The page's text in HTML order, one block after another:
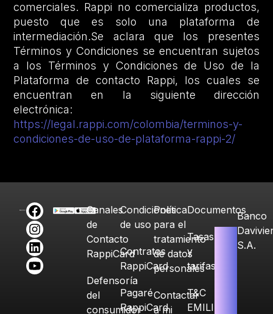
comerciales. Rappi no comercializa productos,
puesto que es solo una plataforma de
intermediación.Se aclara que los presentes
Términos y Condiciones se encuentran sujetos
a los Términos y Condiciones de Uso de la
Plataforma de contacto Rappi, los cuales se
encuentran en la siguiente dirección
electrónica:
https://legal.rappi.com/colombia/terminos-y-
condiciones-de-uso-de-plataforma-rappi-2/
Canales
de
Contacto
RappiCard
Defensoría
del
consumidor
Condiciones
de uso
Contratos
RappiCard
Pagaré
RappiCard
Política
para el
tratamiento
de datos
personales
Contactar
a mi
Documentos
Tasas
y
tarifas
T&C
EMILIA
Banco
S.A.